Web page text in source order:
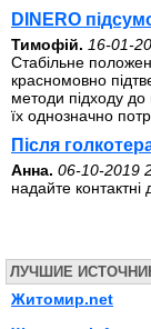
DINERO
Тимофій. 16-01-
Стабільне
красномовно
методи підходу до
їх однозначно
Після
Анна. 06-10-2019
надайте контактні
ЛУЧШИЕ
Житомир.net